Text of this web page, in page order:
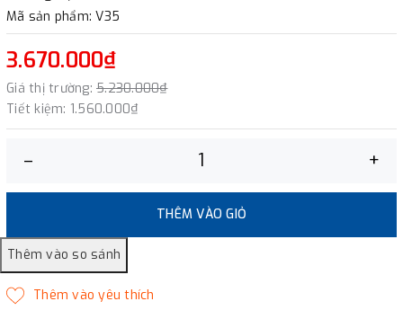
Mã sản phẩm: V35
3.670.000₫
Giá thị trường: 5.230.000₫
Tiết kiệm: 1.560.000₫
– +
THÊM VÀO GIỎ